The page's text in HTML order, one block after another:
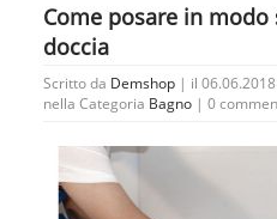
Come posare in
doccia
Scritto da Demshop | il
nella Categoria Bagno | 0